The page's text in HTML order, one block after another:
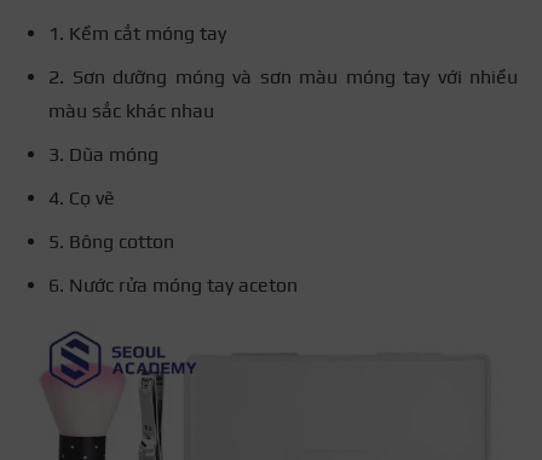
1. Kềm cắt móng tay
2. Sơn dưỡng móng và sơn màu móng tay với nhiều
màu sắc khác nhau
3. Dũa móng
4. Cọ vẽ
5. Bông cotton
6. Nước rửa móng tay aceton